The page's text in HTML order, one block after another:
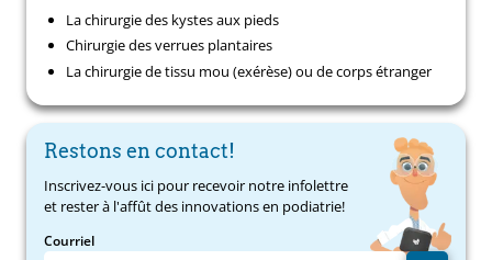
La chirurgie des kystes aux pieds
Chirurgie des verrues plantaires
La chirurgie de tissu mou (exérèse) ou de corps étranger
Restons en contact!
Inscrivez-vous ici pour recevoir notre infolettre
et rester à l'affût des innovations en podiatrie!
Courriel